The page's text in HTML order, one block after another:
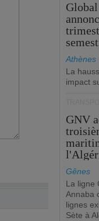
Athènes
La
impact
GNV
Gênes
La ligne
Annaba
lignes
Sète à